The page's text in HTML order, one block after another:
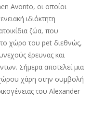
Avonto, οι οποίοι
ιδιόκτητη
ζώα, που
χώρο του pet διεθνώς,
έρευνας και
Σήμερα αποτελεί μια
χάρη στην συμβολή
του Alexander